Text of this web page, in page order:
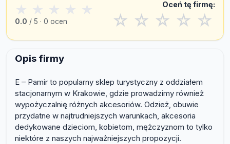
★ ★ ★ ★ ★
0.0 / 5 · 0 ocen
Oceń tę firmę:
☆ ☆ ☆ ☆ ☆
Opis firmy
E – Pamir to popularny sklep turystyczny z oddziałem
stacjonarnym w Krakowie, gdzie prowadzimy również
wypożyczalnię różnych akcesoriów. Odzież, obuwie
przydatne w najtrudniejszych warunkach, akcesoria
dedykowane dzieciom, kobietom, mężczyznom to tylko
niektóre z naszych najważniejszych propozycji.